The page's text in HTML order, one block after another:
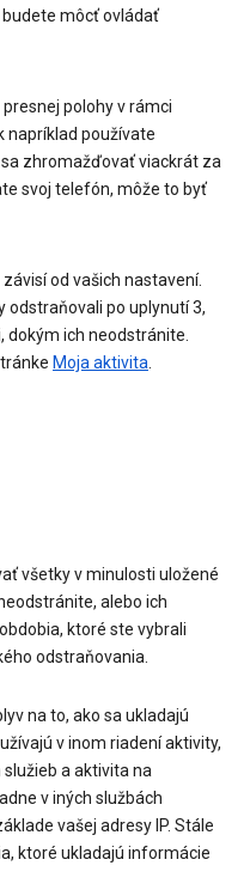
budete môcť ovládať
polohy v rámci
napríklad používate
zhromažďovať viackrát za
svoj telefón, môže to byť
od vašich nastavení.
odstraňovali po uplynutí 3,
dokým ich neodstránite.
Moja aktivita.
všetky v minulosti uložené
alebo ich
ktoré ste vybrali
odstraňovania.
na to, ako sa ukladajú
v inom riadení aktivity,
a aktivita na
v iných službách
vašej adresy IP. Stále
ktoré ukladajú informácie